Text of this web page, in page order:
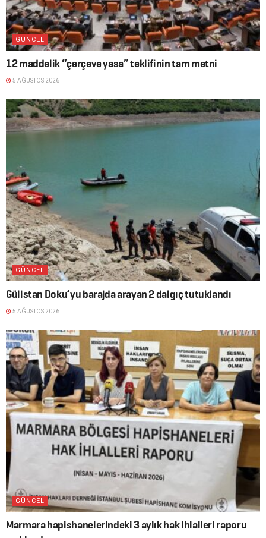
GÜNCEL
12 maddelik “çerçeve yasa” teklifinin tam metni
5 AĞUSTOS 2026
GÜNCEL
Gülistan Doku’yu barajda arayan 2 dalgıç tutuklandı
5 AĞUSTOS 2026
GÜNCEL
Marmara hapishanelerindeki 3 aylık hak ihlalleri raporu